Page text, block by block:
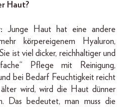
Haut?
Junge Haut hat eine andere
körpereigenem Hyaluron,
ist viel dicker, reichhaltiger und
Pflege mit Reinigung,
bei Bedarf Feuchtigkeit reicht
älter wird, wird die Haut dünner
Das bedeutet, man muss die